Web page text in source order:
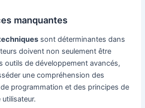
manquantes
sont déterminantes dans
doivent non seulement être
outils de développement avancés,
une compréhension des
programmation et des principes de
utilisateur.